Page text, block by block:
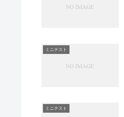
ミニテスト
ミニテスト